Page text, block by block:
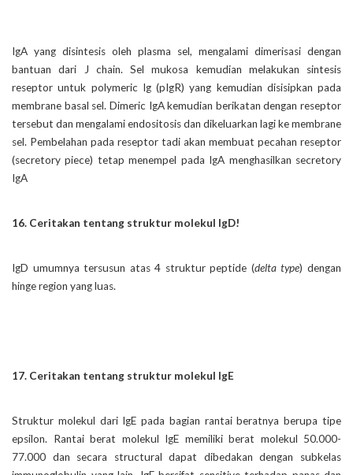
IgA yang disintesis oleh plasma sel, mengalami dimerisasi dengan
bantuan dari J chain. Sel mukosa kemudian melakukan sintesis
reseptor untuk polymeric Ig (pIgR) yang kemudian disisipkan pada
membrane basal sel. Dimeric IgA kemudian berikatan dengan reseptor
tersebut dan mengalami endositosis dan dikeluarkan lagi ke membrane
sel. Pembelahan pada reseptor tadi akan membuat pecahan reseptor
(secretory piece) tetap menempel pada IgA menghasilkan secretory
IgA
16. Ceritakan tentang struktur molekul IgD!
IgD umumnya tersusun atas 4 struktur peptide (delta type) dengan
hinge region yang luas.
17. Ceritakan tentang struktur molekul IgE
Struktur molekul dari IgE pada bagian rantai beratnya berupa tipe
epsilon. Rantai berat molekul IgE memiliki berat molekul 50.000-
77.000 dan secara structural dapat dibedakan dengan subkelas